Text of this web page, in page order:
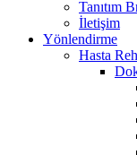
Tanıtım
İletişim
Yönlendirme
Hasta